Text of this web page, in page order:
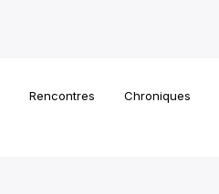
Rencontres Chroniques